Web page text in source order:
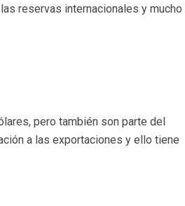
reservas internacionales y mucho
pero también son parte del
a las exportaciones y ello tiene